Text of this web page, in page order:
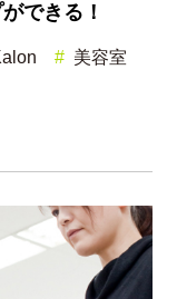
できる！
美容室